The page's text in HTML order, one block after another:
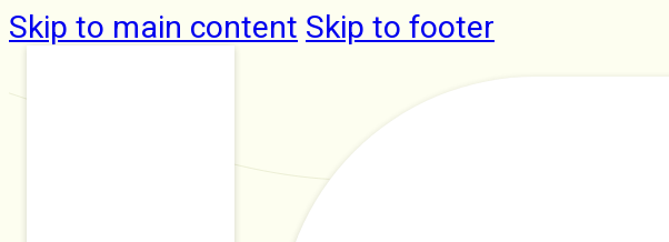
Skip to main content Skip to footer